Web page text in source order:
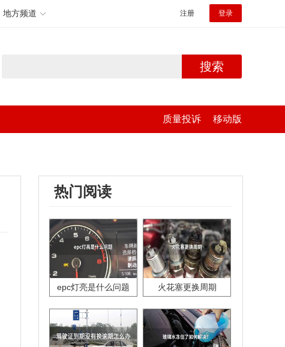
地方频道 注册 登录
搜索
质量投诉 移动版
热门阅读
epc灯亮是什么问题 火花塞更换周期